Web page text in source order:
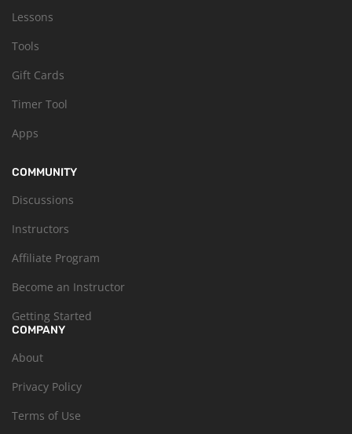
Lessons
Tools
Gift Cards
Timer Tool
Apps
COMMUNITY
Discussions
Instructors
Affiliate Program
Become an Instructor
Getting Started
COMPANY
About
Privacy Policy
Terms of Use